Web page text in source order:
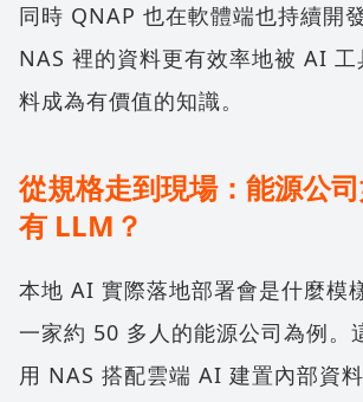
同時 QNAP 也在軟體端也持續開
NAS 裡的資料更有效率地被 AI 工
料成為有價值的知識。
從規格走到現場：能源公
有 LLM？
本地 AI 實際落地部署會是什麼模
一家約 50 多人的能源公司為例。
用 NAS 搭配雲端 AI 建置內部資